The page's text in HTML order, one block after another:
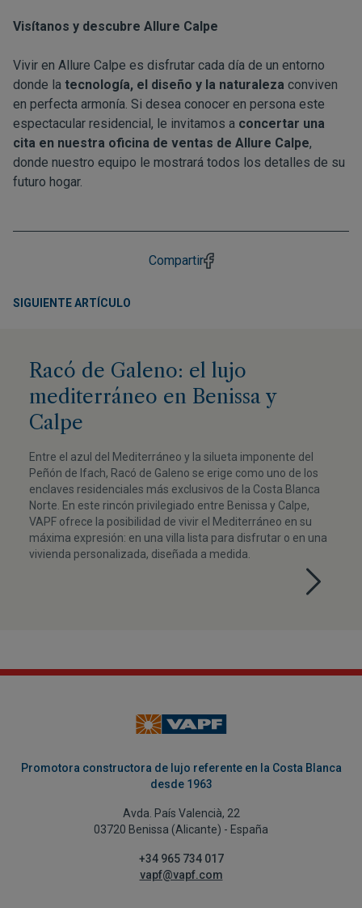
Visítanos y descubre Allure Calpe
Vivir en Allure Calpe es disfrutar cada día de un entorno
donde la tecnología, el diseño y la naturaleza conviven
en perfecta armonía. Si desea conocer en persona este
espectacular residencial, le invitamos a concertar una
cita en nuestra oficina de ventas de Allure Calpe,
donde nuestro equipo le mostrará todos los detalles de su
futuro hogar.
Compartir
SIGUIENTE ARTÍCULO
Racó de Galeno: el lujo
mediterráneo en Benissa y
Calpe
Entre el azul del Mediterráneo y la silueta imponente del
Peñón de Ifach, Racó de Galeno se erige como uno de los
enclaves residenciales más exclusivos de la Costa Blanca
Norte. En este rincón privilegiado entre Benissa y Calpe,
VAPF ofrece la posibilidad de vivir el Mediterráneo en su
máxima expresión: en una villa lista para disfrutar o en una
vivienda personalizada, diseñada a medida.
Promotora constructora de lujo referente en la Costa Blanca
desde 1963
Avda. País Valencià, 22
03720 Benissa (Alicante) - España
+34 965 734 017
vapf@vapf.com